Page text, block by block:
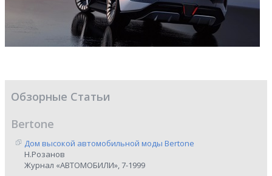
Обзорные Статьи
Bertone
Дом высокой автомобильной моды Bertone
Н.Розанов
Журнал «АВТОМОБИЛИ», 7-1999